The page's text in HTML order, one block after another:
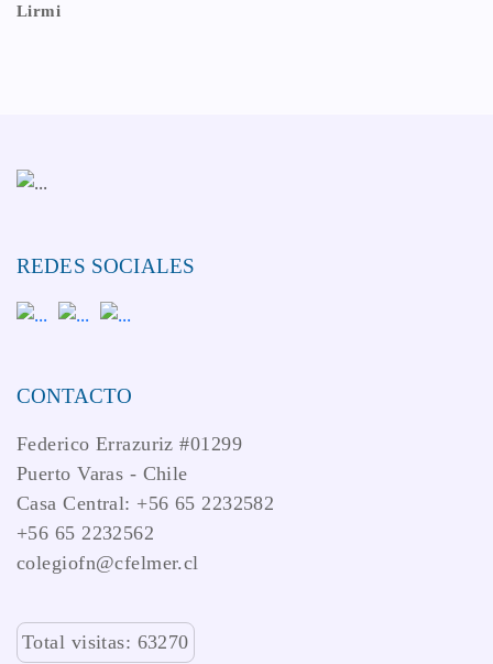
Lirmi
REDES SOCIALES
CONTACTO
Federico Errazuriz #01299
Puerto Varas - Chile
Casa Central: +56 65 2232582
+56 65 2232562
colegiofn@cfelmer.cl
Total visitas: 63270